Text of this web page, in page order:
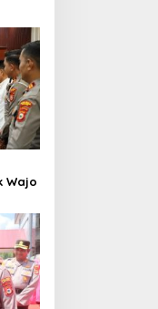
Wajo